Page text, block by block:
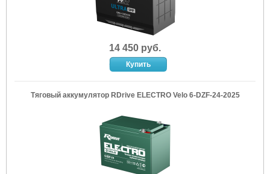
14 450 руб.
Тяговый аккумулятор RDrive ELECTRO Velo 6-DZF-24-2025